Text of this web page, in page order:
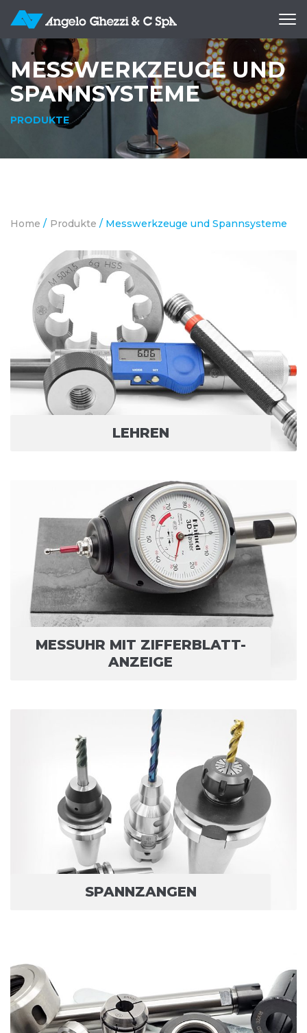
Apri
MESSWERKZEUGE UND
SPANNSYSTEME
PRODUKTE
Home / Produkte / Messwerkzeuge und Spannsysteme
LEHREN
MESSUHR MIT ZIFFERBLATT-
ANZEIGE
SPANNZANGEN